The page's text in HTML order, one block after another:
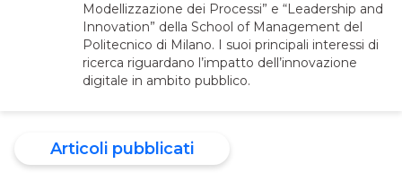
Modellizzazione dei Processi” e “Leadership and
Innovation” della School of Management del
Politecnico di Milano. I suoi principali interessi di
ricerca riguardano l’impatto dell’innovazione
digitale in ambito pubblico.
Articoli pubblicati